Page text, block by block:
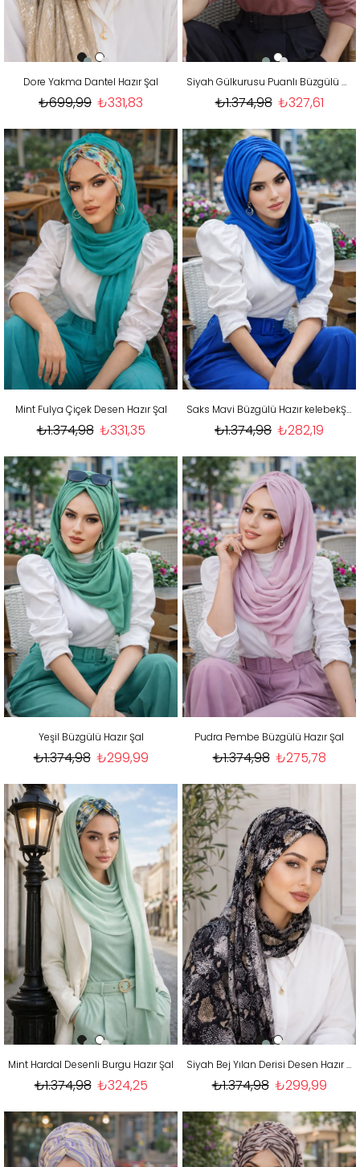
Dore Yakma Dantel Hazır Şal
₺331,83
₺699,99
Siyah Gülkurusu Puanlı Büzgülü Hazır Şal
₺327,61
₺1.374,98
Mint Fulya Çiçek Desen Hazır Şal
₺331,35
₺1.374,98
Saks Mavi Büzgülü Hazır kelebekŞal
₺282,19
₺1.374,98
Yeşil Büzgülü Hazır Şal
₺299,99
₺1.374,98
Pudra Pembe Büzgülü Hazır Şal
₺275,78
₺1.374,98
Mint Hardal Desenli Burgu Hazır Şal
₺324,25
₺1.374,98
Siyah Bej Yılan Derisi Desen Hazır Şal
₺299,99
₺1.374,98